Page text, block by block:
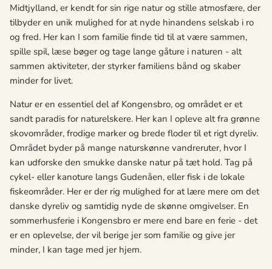
Midtjylland, er kendt for sin rige natur og stille atmosfære, der
tilbyder en unik mulighed for at nyde hinandens selskab i ro
og fred. Her kan I som familie finde tid til at være sammen,
spille spil, læse bøger og tage lange gåture i naturen - alt
sammen aktiviteter, der styrker familiens bånd og skaber
minder for livet.
Natur er en essentiel del af Kongensbro, og området er et
sandt paradis for naturelskere. Her kan I opleve alt fra grønne
skovområder, frodige marker og brede floder til et rigt dyreliv.
Området byder på mange naturskønne vandreruter, hvor I
kan udforske den smukke danske natur på tæt hold. Tag på
cykel- eller kanoture langs Gudenåen, eller fisk i de lokale
fiskeområder. Her er der rig mulighed for at lære mere om det
danske dyreliv og samtidig nyde de skønne omgivelser. En
sommerhusferie i Kongensbro er mere end bare en ferie - det
er en oplevelse, der vil berige jer som familie og give jer
minder, I kan tage med jer hjem.